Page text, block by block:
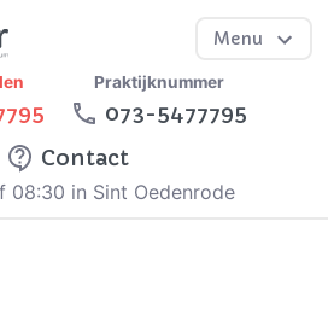
Menu
Praktijknummer
073-5477795
Contact
08:30 in Sint Oedenrode